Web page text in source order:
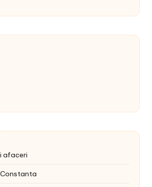
afaceri